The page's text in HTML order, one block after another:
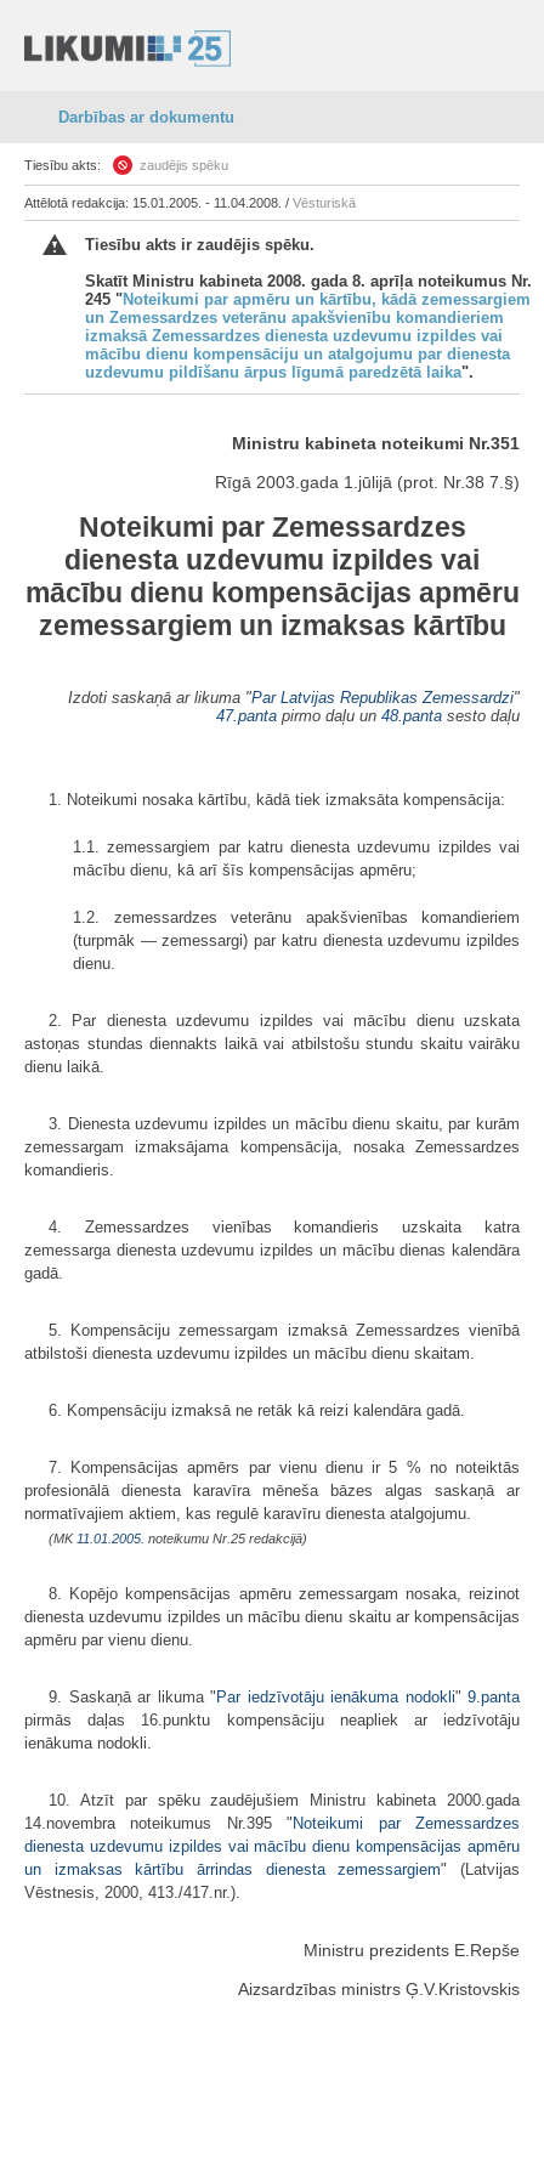
Darbības ar dokumentu
Tiesību akts: zaudējis spēku
Attēlotā redakcija: 15.01.2005. - 11.04.2008. / Vēsturiskā
Tiesību akts ir zaudējis spēku.
Skatīt Ministru kabineta 2008. gada 8. aprīļa noteikumus Nr.
245 "Noteikumi par apmēru un kārtību, kādā zemessargiem
un Zemessardzes veterānu apakšvienību komandieriem
izmaksā Zemessardzes dienesta uzdevumu izpildes vai
mācību dienu kompensāciju un atalgojumu par dienesta
uzdevumu pildīšanu ārpus līgumā paredzētā laika".
Ministru kabineta noteikumi Nr.351
Rīgā 2003.gada 1.jūlijā (prot. Nr.38 7.§)
Noteikumi par Zemessardzes
dienesta uzdevumu izpildes vai
mācību dienu kompensācijas apmēru
zemessargiem un izmaksas kārtību
Izdoti saskaņā ar likuma "Par Latvijas Republikas Zemessardzi"
47.panta pirmo daļu un 48.panta sesto daļu
1. Noteikumi nosaka kārtību, kādā tiek izmaksāta kompensācija:
1.1. zemessargiem par katru dienesta uzdevumu izpildes vai
mācību dienu, kā arī šīs kompensācijas apmēru;
1.2. zemessardzes veterānu apakšvienības komandieriem
(turpmāk — zemessargi) par katru dienesta uzdevumu izpildes
dienu.
2. Par dienesta uzdevumu izpildes vai mācību dienu uzskata
astoņas stundas diennakts laikā vai atbilstošu stundu skaitu vairāku
dienu laikā.
3. Dienesta uzdevumu izpildes un mācību dienu skaitu, par kurām
zemessargam izmaksājama kompensācija, nosaka Zemessardzes
komandieris.
4. Zemessardzes vienības komandieris uzskaita katra
zemessarga dienesta uzdevumu izpildes un mācību dienas kalendāra
gadā.
5. Kompensāciju zemessargam izmaksā Zemessardzes vienībā
atbilstoši dienesta uzdevumu izpildes un mācību dienu skaitam.
6. Kompensāciju izmaksā ne retāk kā reizi kalendāra gadā.
7. Kompensācijas apmērs par vienu dienu ir 5 % no noteiktās
profesionālā dienesta karavīra mēneša bāzes algas saskaņā ar
normatīvajiem aktiem, kas regulē karavīru dienesta atalgojumu.
(MK 11.01.2005. noteikumu Nr.25 redakcijā)
8. Kopējo kompensācijas apmēru zemessargam nosaka, reizinot
dienesta uzdevumu izpildes un mācību dienu skaitu ar kompensācijas
apmēru par vienu dienu.
9. Saskaņā ar likuma "Par iedzīvotāju ienākuma nodokli" 9.panta
pirmās daļas 16.punktu kompensāciju neapliek ar iedzīvotāju
ienākuma nodokli.
10. Atzīt par spēku zaudējušiem Ministru kabineta 2000.gada
14.novembra noteikumus Nr.395 "Noteikumi par Zemessardzes
dienesta uzdevumu izpildes vai mācību dienu kompensācijas apmēru
un izmaksas kārtību ārrindas dienesta zemessargiem" (Latvijas
Vēstnesis, 2000, 413./417.nr.).
Ministru prezidents E.Repše
Aizsardzības ministrs Ģ.V.Kristovskis